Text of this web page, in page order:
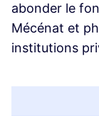
abonder le
Mécénat et
institutions